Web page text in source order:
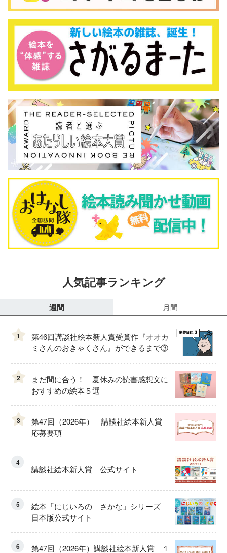
人気記事ランキング
週間 月間
1
第46回講談社絵本新人賞受賞作『オオカ
ミさんのおきゃくさん』ができるまで③
2
まだ間に合う！ 夏休みの読書感想文に
おすすめの絵本５選
3
第47回（2026年） 講談社絵本新人賞
応募要項
4
講談社絵本新人賞 公式サイト
5
絵本「にじいろの さかな」シリーズ
日本版公式サイト
6
第47回（2026年）講談社絵本新人賞 １